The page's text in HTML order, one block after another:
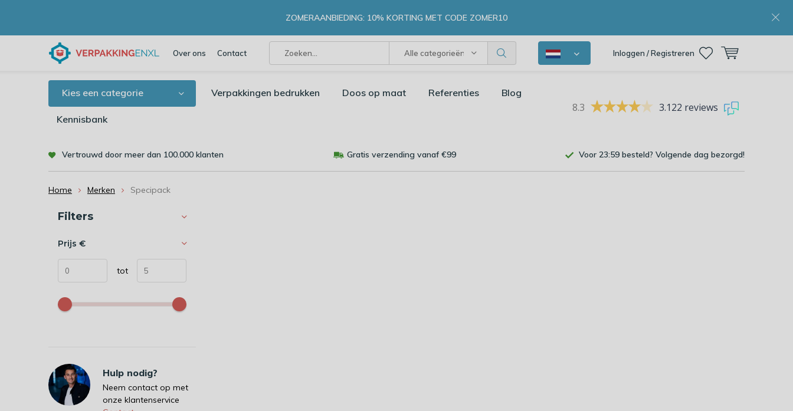
Over ons Contact Alle categorieën Inloggen / Registreren
ZOMERAANBIEDING: 10% KORTING MET CODE ZOMER10
Kies een categorie Verpakkingen bedrukken Doos op maat Referenties Blog
Kennisbank
8.3 3.122 reviews
Vertrouwd door meer dan 100.000 klanten Gratis verzending vanaf €99 Voor 23:59 besteld? Volgende dag bezorgd!
Home Merken Specipack
Sorteren op:
Filters
Prijs €
tot
Hulp nodig?
Neem contact op met
onze klantenservice